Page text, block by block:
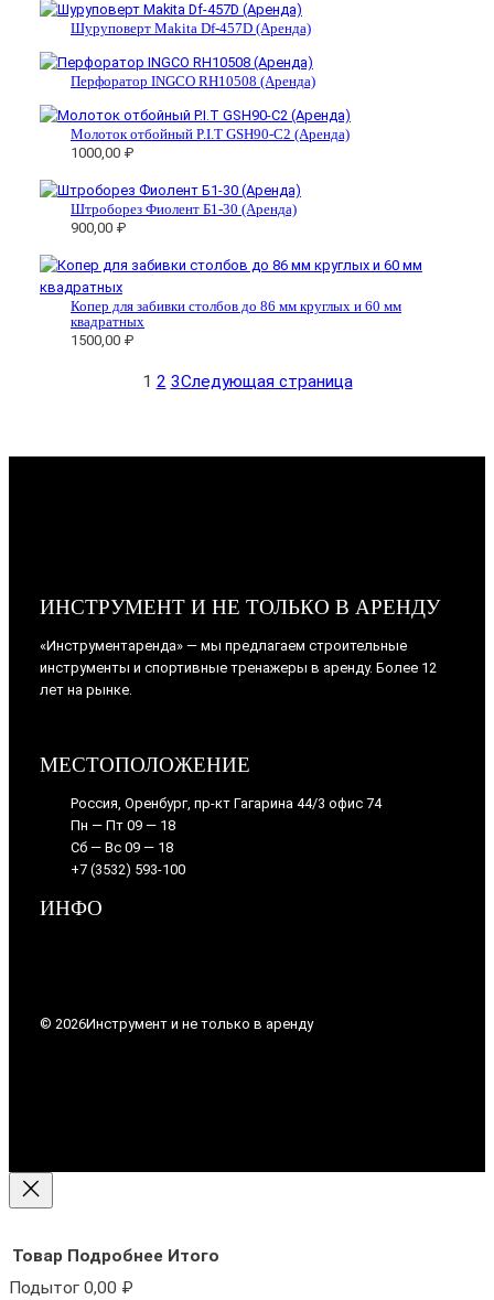
Шуруповерт Makita Df-457D (Аренда)
Перфоратор INGCO RH10508 (Аренда)
Молоток отбойный P.I.T GSH90-C2 (Аренда)
1000,00 ₽
Штроборез Фиолент Б1-30 (Аренда)
900,00 ₽
Копер для забивки столбов до 86 мм круглых и 60 мм
квадратных
1500,00 ₽
1 2 3Следующая страница
ИНСТРУМЕНТ И НЕ ТОЛЬКО В АРЕНДУ
«Инструментаренда» — мы предлагаем строительные
инструменты и спортивные тренажеры в аренду. Более 12
лет на рынке.
МЕСТОПОЛОЖЕНИЕ
Россия, Оренбург, пр-кт Гагарина 44/3 офис 74
Пн — Пт 09 — 18
Сб — Вс 09 — 18
+7 (3532) 593-100
ИНФО
© 2026Инструмент и не только в аренду
Товар Подробнее Итого
Подытог 0,00 ₽